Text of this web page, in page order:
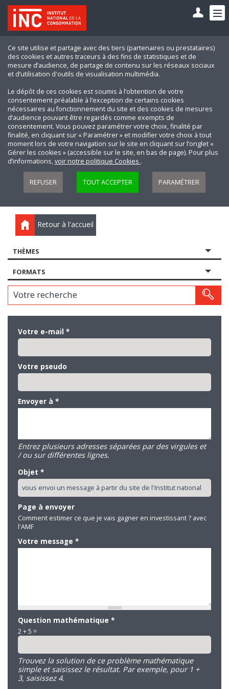
Ce site utilise et partage avec des tiers (partenaires ou prestataires)
des cookies et autres traceurs à des fins de statistiques et de
mesure d’audience, de partage de contenu sur les réseaux sociaux
et d’utilisation d'outils de visualisation multimédia.
Le dépôt de ces cookies est soumis à l’obtention de votre
consentement préalable à l’exception de certains cookies
nécessaires au fonctionnement du site et des cookies de mesures
d’audience pouvant être regardés comme exempts de
consentement. Vous pouvez paramétrer votre choix, finalité par
finalité, en cliquant sur « Paramétrer » et modifier votre choix à tout
moment lors de votre navigation sur le site en cliquant sur l’onglet «
Gérer les cookies » (accessible sur le site, en bas de page). Pour plus
d’informations,voir notre politique Cookies .
REFUSER TOUT ACCEPTER PARAMÉTRER
Retour à l'accueil
THÈMES
FORMATS
Votre recherche
Votre e-mail *
Votre pseudo
Envoyer à *
Entrez plusieurs adresses séparées par des virgules et
/ ou sur différentes lignes.
Objet *
Page à envoyer
Comment estimer ce que je vais gagner en investissant ? avec
l'AMF
Votre message *
Question mathématique *
2 + 5 =
Trouvez la solution de ce problème mathématique
simple et saisissez le résultat. Par exemple, pour 1 +
3, saisissez 4.